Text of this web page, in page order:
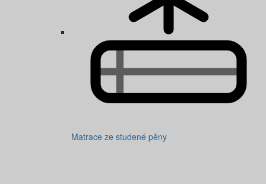
Matrace ze studené pěny